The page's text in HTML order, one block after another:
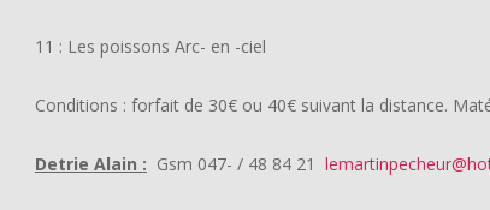
11 : Les poissons Arc- en -ciel
Conditions : forfait de 30€ ou 40€ suivant la distance.
Detrie Alain : Gsm 047- / 48 84 21